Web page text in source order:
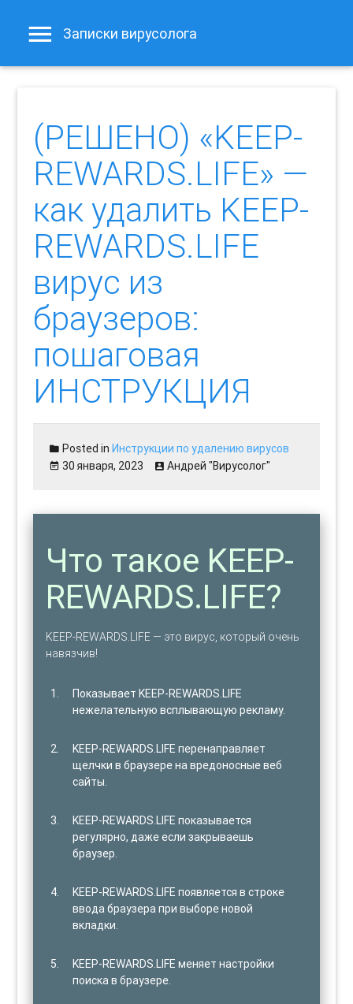
Записки вирусолога
(РЕШЕНО) «KEEP-
REWARDS.LIFE» —
как удалить KEEP-
REWARDS.LIFE
вирус из
браузеров:
пошаговая
ИНСТРУКЦИЯ
Posted inИнструкции по удалению вирусов
30 января, 2023
Андрей "Вирусолог"
Что такое KEEP-
REWARDS.LIFE?
KEEP-REWARDS.LIFE — это вирус, который очень
навязчив!
Показывает KEEP-REWARDS.LIFE
нежелательную всплывающую рекламу.
KEEP-REWARDS.LIFE перенаправляет
щелчки в браузере на вредоносные веб
сайты.
KEEP-REWARDS.LIFE показывается
регулярно, даже если закрываешь
браузер.
KEEP-REWARDS.LIFE появляется в строке
ввода браузера при выборе новой
вкладки.
KEEP-REWARDS.LIFE меняет настройки
поиска в браузере.